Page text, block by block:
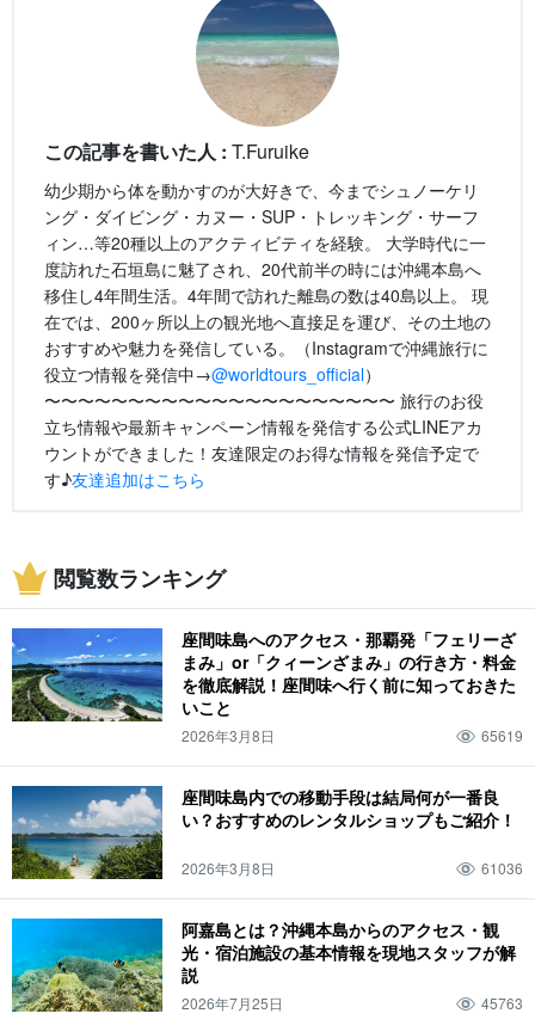
この記事を書いた人 : T.Furuike
幼少期から体を動かすのが大好きで、今までシュノーケリ
ング・ダイビング・カヌー・SUP・トレッキング・サーフ
ィン…等20種以上のアクティビティを経験。 大学時代に一
度訪れた石垣島に魅了され、20代前半の時には沖縄本島へ
移住し4年間生活。4年間で訪れた離島の数は40島以上。 現
在では、200ヶ所以上の観光地へ直接足を運び、その土地の
おすすめや魅力を発信している。（Instagramで沖縄旅行に
役立つ情報を発信中→@worldtours_official）
〜〜〜〜〜〜〜〜〜〜〜〜〜〜〜〜〜〜〜〜〜 旅行のお役
立ち情報や最新キャンペーン情報を発信する公式LINEアカ
ウントができました！友達限定のお得な情報を発信予定で
す♪友達追加はこちら
閲覧数ランキング
座間味島へのアクセス・那覇発「フェリーざ
まみ」or「クィーンざまみ」の行き方・料金
を徹底解説！座間味へ行く前に知っておきた
いこと
2026年3月8日 65619
座間味島内での移動手段は結局何が一番良
い？おすすめのレンタルショップもご紹介！
2026年3月8日 61036
阿嘉島とは？沖縄本島からのアクセス・観
光・宿泊施設の基本情報を現地スタッフが解
説
2026年7月25日 45763